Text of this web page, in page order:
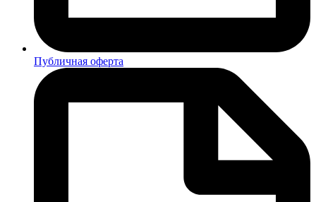
Публичная оферта